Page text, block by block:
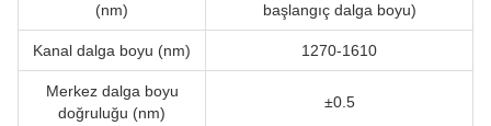
(nm)
başlangıç dalga boyu)
Kanal dalga boyu (nm) 1270-1610
Merkez dalga boyu
doğruluğu (nm)
±0.5